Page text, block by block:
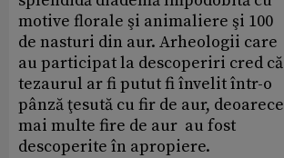
motive florale şi animaliere şi 100
de nasturi din aur. Arheologii care
au participat la descoperiri cred că
tezaurul ar fi putut fi învelit într-o
pânză ţesută cu fir de aur, deoarece
mai multe fire de aur au fost
descoperite în apropiere.